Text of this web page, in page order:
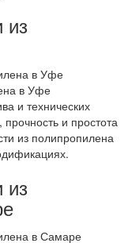
из
в Уфе
и технических
и простота
из полипропилена
из